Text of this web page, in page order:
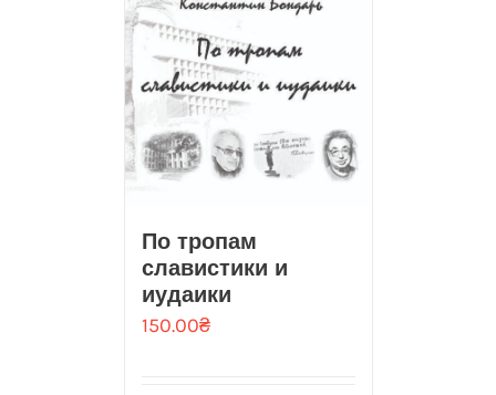
По тропам
славистики и
иудаики
150.00₴